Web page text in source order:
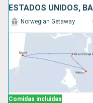
ESTADOS UNIDOS,
Comidas incluidas
Norwegian Getaway